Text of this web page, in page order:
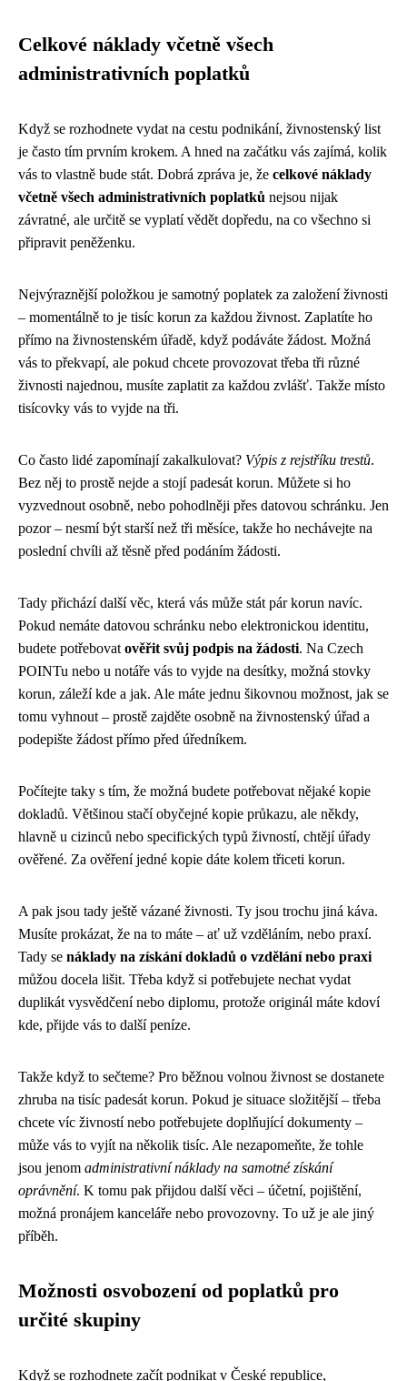
Celkové náklady včetně všech
administrativních poplatků
Když se rozhodnete vydat na cestu podnikání, živnostenský list
je často tím prvním krokem. A hned na začátku vás zajímá, kolik
vás to vlastně bude stát. Dobrá zpráva je, že celkové náklady
včetně všech administrativních poplatků nejsou nijak
závratné, ale určitě se vyplatí vědět dopředu, na co všechno si
připravit peněženku.
Nejvýraznější položkou je samotný poplatek za založení živnosti
– momentálně to je tisíc korun za každou živnost. Zaplatíte ho
přímo na živnostenském úřadě, když podáváte žádost. Možná
vás to překvapí, ale pokud chcete provozovat třeba tři různé
živnosti najednou, musíte zaplatit za každou zvlášť. Takže místo
tisícovky vás to vyjde na tři.
Co často lidé zapomínají zakalkulovat? Výpis z rejstříku trestů.
Bez něj to prostě nejde a stojí padesát korun. Můžete si ho
vyzvednout osobně, nebo pohodlněji přes datovou schránku. Jen
pozor – nesmí být starší než tři měsíce, takže ho nechávejte na
poslední chvíli až těsně před podáním žádosti.
Tady přichází další věc, která vás může stát pár korun navíc.
Pokud nemáte datovou schránku nebo elektronickou identitu,
budete potřebovat ověřit svůj podpis na žádosti. Na Czech
POINTu nebo u notáře vás to vyjde na desítky, možná stovky
korun, záleží kde a jak. Ale máte jednu šikovnou možnost, jak se
tomu vyhnout – prostě zajděte osobně na živnostenský úřad a
podepište žádost přímo před úředníkem.
Počítejte taky s tím, že možná budete potřebovat nějaké kopie
dokladů. Většinou stačí obyčejné kopie průkazu, ale někdy,
hlavně u cizinců nebo specifických typů živností, chtějí úřady
ověřené. Za ověření jedné kopie dáte kolem třiceti korun.
A pak jsou tady ještě vázané živnosti. Ty jsou trochu jiná káva.
Musíte prokázat, že na to máte – ať už vzděláním, nebo praxí.
Tady se náklady na získání dokladů o vzdělání nebo praxi
můžou docela lišit. Třeba když si potřebujete nechat vydat
duplikát vysvědčení nebo diplomu, protože originál máte kdoví
kde, přijde vás to další peníze.
Takže když to sečteme? Pro běžnou volnou živnost se dostanete
zhruba na tisíc padesát korun. Pokud je situace složitější – třeba
chcete víc živností nebo potřebujete doplňující dokumenty –
může vás to vyjít na několik tisíc. Ale nezapomeňte, že tohle
jsou jenom administrativní náklady na samotné získání
oprávnění. K tomu pak přijdou další věci – účetní, pojištění,
možná pronájem kanceláře nebo provozovny. To už je ale jiný
příběh.
Možnosti osvobození od poplatků pro
určité skupiny
Když se rozhodnete začít podnikat v České republice,